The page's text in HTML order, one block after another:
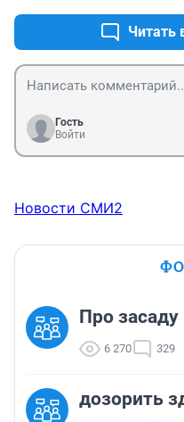
Читать
Гость
Войти
Новости СМИ2
Про засаду
6 270 329
дозорить